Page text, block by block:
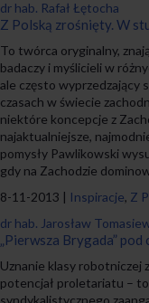
dr hab. Rafał Łętocha
Z Polską zrośnięty. W
To twórca oryginalny,
badaczy i myślicieli w
ale często wyprzedzający
czasach w świecie
niektóre koncepcje z
najaktualniejsze,
pomysły Pawlikowski
gdy na Zachodzie
8-11-2013 | Inspiracje, Z
dr hab. Jarosław
„Pierwsza Brygada”
Uznanie klasy robotniczej
potencjał proletariatu –
syndykalistycznego